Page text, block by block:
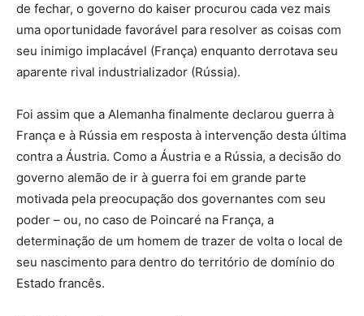
de fechar, o governo do kaiser procurou cada vez mais
uma oportunidade favorável para resolver as coisas com
seu inimigo implacável (França) enquanto derrotava seu
aparente rival industrializador (Rússia).
Foi assim que a Alemanha finalmente declarou guerra à
França e à Rússia em resposta à intervenção desta última
contra a Áustria. Como a Áustria e a Rússia, a decisão do
governo alemão de ir à guerra foi em grande parte
motivada pela preocupação dos governantes com seu
poder – ou, no caso de Poincaré na França, a
determinação de um homem de trazer de volta o local de
seu nascimento para dentro do território de domínio do
Estado francês.